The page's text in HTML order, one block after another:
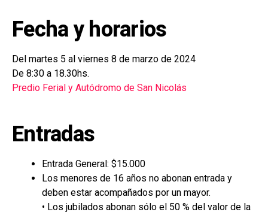
Fecha y horarios
Del martes 5 al viernes 8 de marzo de 2024
De 8:30 a 18.30hs.
Predio Ferial y Autódromo de San Nicolás
Entradas
Entrada General: $15.000
Los menores de 16 años no abonan entrada y
deben estar acompañados por un mayor.
• Los jubilados abonan sólo el 50 % del valor de la